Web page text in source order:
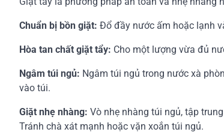
Chuẩn bị bồn giặt: Đổ đầy nước ấm hoặc lạnh
Hòa tan chất giặt tẩy: Cho một lượng vừa đủ
Ngâm túi ngủ: Ngâm túi ngủ trong nước xà
vào túi.
Giặt nhẹ nhàng: Vò nhẹ nhàng túi ngủ, tập
Tránh chà xát mạnh hoặc vặn xoắn túi ngủ.